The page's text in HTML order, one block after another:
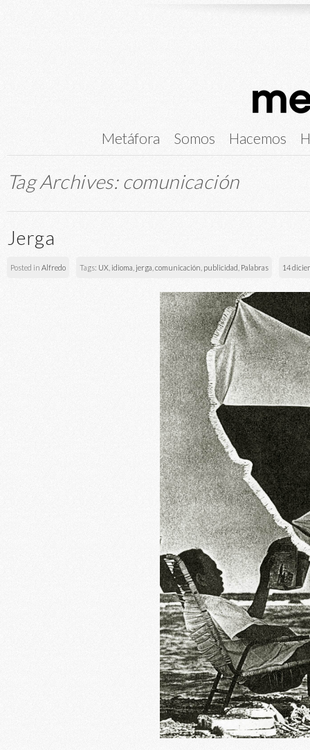
Metáfora Somos Hacemos
Tag Archives: comunicación
Jerga
Posted in Alfredo Tags: UX idioma jerga comunicación publicidad Palabras 14